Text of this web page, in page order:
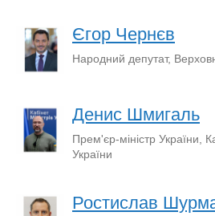
Єгор Чернєв
Народний депутат,
Денис Шмигаль
Прем'єр-міністр України,
України
Ростислав